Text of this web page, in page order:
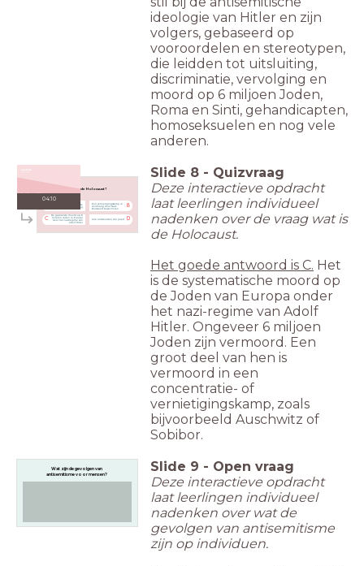
ideologie van Hitler en zijn
volgers, gebaseerd op
vooroordelen en stereotypen,
die leidden tot uitsluiting,
discriminatie, vervolging en
moord op 6 miljoen Joden,
Roma en Sinti, gehandicapten,
homoseksuelen en nog vele
anderen.
04:10
Wat is de Holocaust?
Een ander woord voor de
Tweede Wereldoorlog B
Een vernietigingskamp in
voormalig door Nazi-
Duitsland bezet Polen
C
De geplande moord op 6
miljoen Joden in Europa
door het naziregime van
Adolf Hitler
D
Alle antwoorden zijn goed
Slide 8 - Quizvraag
Deze interactieve opdracht
laat leerlingen individueel
nadenken over de vraag wat is
de Holocaust.
Het goede antwoord is C. Het
is de systematische moord op
de Joden van Europa onder
het nazi-regime van Adolf
Hitler. Ongeveer 6 miljoen
Joden zijn vermoord. Een
groot deel van hen is
vermoord in een
concentratie- of
vernietigingskamp, zoals
bijvoorbeeld Auschwitz of
Sobibor.
Wat zijn de gevolgen van
antisemitisme voor mensen?
Slide 9 - Open vraag
Deze interactieve opdracht
laat leerlingen individueel
nadenken over wat de
gevolgen van antisemitisme
zijn op individuen.